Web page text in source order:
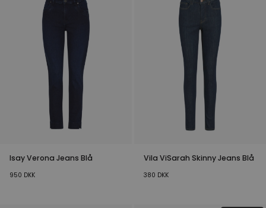
Isay Verona Jeans Blå
950 DKK
Vila ViSarah Skinny Jeans Blå
380 DKK